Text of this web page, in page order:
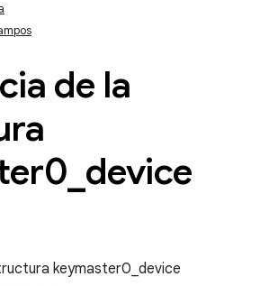
de la
device
keymaster0_device